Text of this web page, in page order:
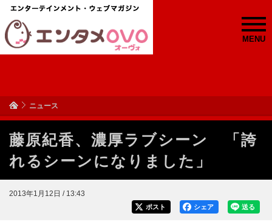
MENU
ニュース
藤原紀香、濃厚ラブシーン 「誇
れるシーンになりました」
2013年1月12日 / 13:43
送る
シェア
ポスト